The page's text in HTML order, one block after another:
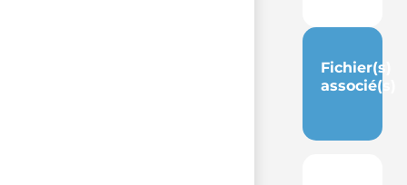
Fichier(s)
associé(s)